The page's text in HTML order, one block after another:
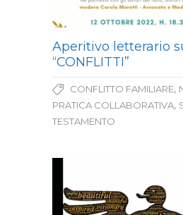
Aperitivo letterario
“CONFLITTI”
CONFLITTO FAMILIARE,
PRATICA COLLABORATIVA,
TESTAMENTO